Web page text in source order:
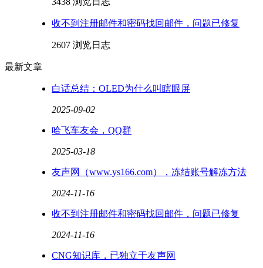
收不到注册邮件和密码找回邮件，问题已修复
2607 浏览日志
最新文章
白话总结：OLED为什么叫瞎眼屏
2025-09-02
哈飞车友会，QQ群
2025-03-18
友声网（www.ys166.com），冻结账号解冻方法
2024-11-16
收不到注册邮件和密码找回邮件，问题已修复
2024-11-16
CNG知识库，已独立于友声网